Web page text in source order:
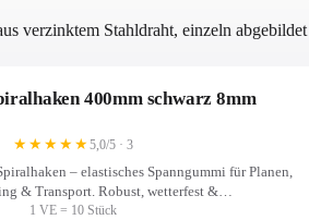
400mm schwarz 8mm
★ ★ ★ ★ ★5,0/5 · 3
– elastisches Spanngummi für Planen,
& Transport. Robust, wetterfest &…
1 VE = 10 Stück